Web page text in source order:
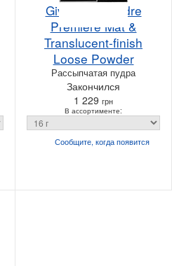
Givenchy Poudre
Premiere Mat &
Translucent-finish
Loose Powder
Рассыпчатая пудра
Закончился
1 229 грн
В ассортименте:
Сообщите, когдапоявится